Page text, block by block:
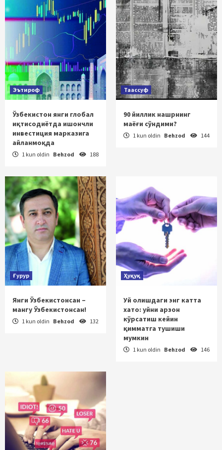
Эътироф
Ўзбекистон янги глобал
иқтисодиётда ишончли
инвестиция марказига
айланмоқда
1 kun oldin Behzod 188
Таассуф
90 йиллик нашрнинг
маёғи сўндими?
1 kun oldin Behzod 144
Ғурур
Янги Ўзбекистонсан –
мангу Ўзбекистонсан!
1 kun oldin Behzod 132
Ҳуқуқ
Уй олишдаги энг катта
хато: уйни арзон
кўрсатиш кейин
қимматга тушиши
мумкин
1 kun oldin Behzod 146